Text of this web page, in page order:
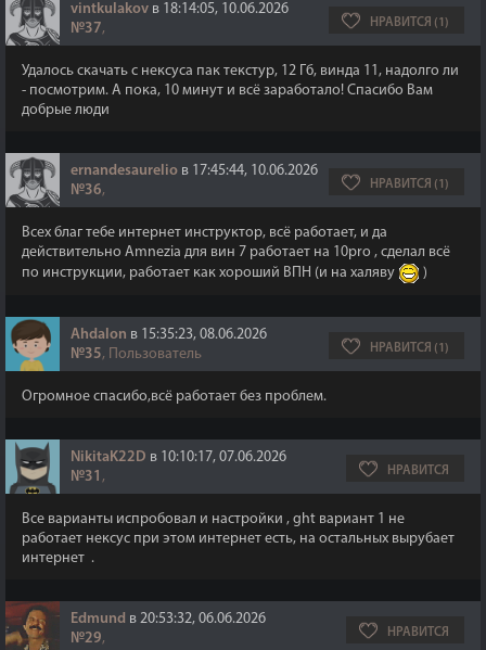
vintkulakov в 18:14:05, 10.06.2026
№37, НРАВИТСЯ (1)
Удалось скачать с нексуса пак текстур, 12 Гб, винда 11, надолго ли
- посмотрим. А пока, 10 минут и всё заработало! Спасибо Вам
добрые люди
ernandesaurelio в 17:45:44, 10.06.2026
№36, НРАВИТСЯ (1)
Всех благ тебе интернет инструктор, всё работает, и да
действительно Amnezia для вин 7 работает на 10pro , сделал всё
по инструкции, работает как хороший ВПН (и на халяву
)
Ahdalon в 15:35:23, 08.06.2026
№35, Пользователь НРАВИТСЯ (1)
Огромное спасибо,всё работает без проблем.
NikitaK22D в 10:10:17, 07.06.2026
№31 , НРАВИТСЯ
Все варианты испробовал и настройки , ght вариант 1 не
работает нексус при этом интернет есть, на остальных вырубает
интернет .
Edmund в 20:53:32, 06.06.2026
№29, НРАВИТСЯ